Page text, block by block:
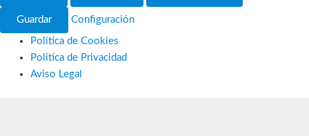
Guardar Configuración
Política de Cookies
Política de Privacidad
Aviso Legal